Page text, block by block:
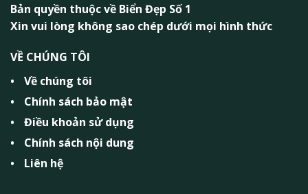
Bản quyền thuộc về Biển Đẹp Số 1
Xin vui lòng không sao chép dưới mọi hình thức
VỀ CHÚNG TÔI
Về chúng tôi
Chính sách bảo mật
Điều khoản sử dụng
Chính sách nội dung
Liên hệ